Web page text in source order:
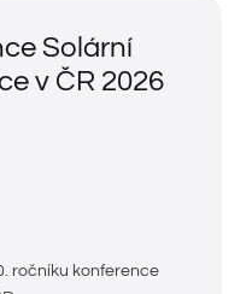
Solární
v ČR 2026
ročníku konference